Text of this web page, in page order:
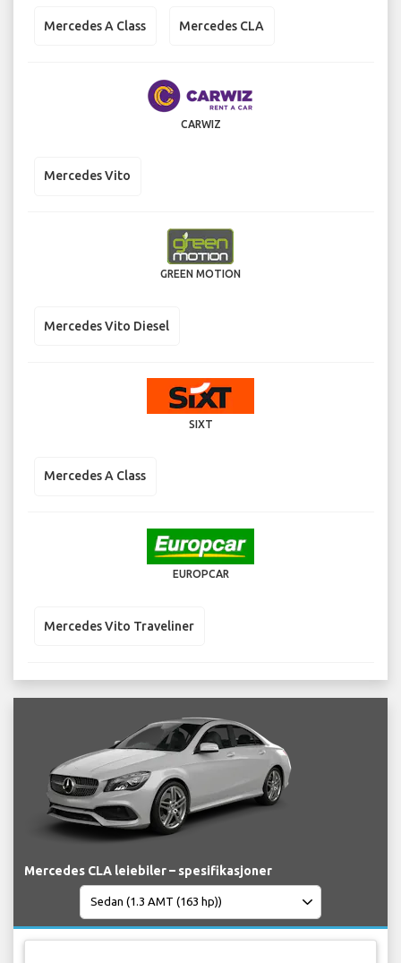
Mercedes A Class Mercedes CLA
CARWIZ
Mercedes Vito
GREEN MOTION
Mercedes Vito Diesel
SIXT
Mercedes A Class
EUROPCAR
Mercedes Vito Traveliner
Mercedes CLA leiebiler – spesifikasjoner